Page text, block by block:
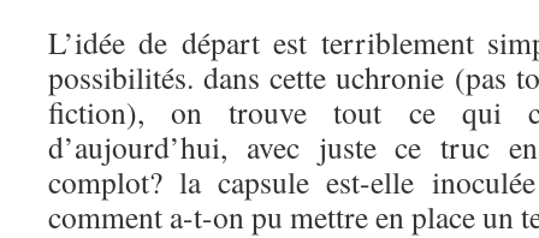
L’idée de départ est terriblement
possibilités. dans cette uchronie (pas
fiction), on trouve tout ce qui
d’aujourd’hui, avec juste ce
complot? la capsule est-elle
comment a-t-on pu mettre en place un